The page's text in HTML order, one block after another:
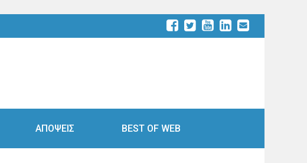
ΑΠΟΨΕΙΣ BEST OF WEB